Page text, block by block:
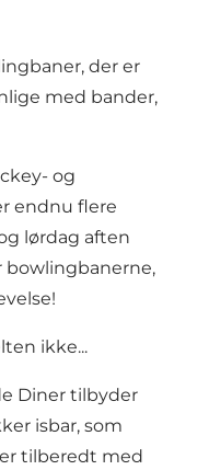
der er
med bander,
og
endnu flere
lørdag aften
ikke...
Diner tilbyder
isbar, som
tilberedt med